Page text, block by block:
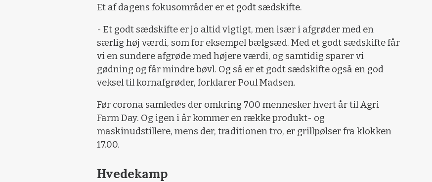
Et af dagens fokusområder er et godt sædskifte.
- Et godt sædskifte er jo altid vigtigt, men især i afgrøder med en
særlig høj værdi, som for eksempel bælgsæd. Med et godt sædskifte får
vi en sundere afgrøde med højere værdi, og samtidig sparer vi
gødning og får mindre bøvl. Og så er et godt sædskifte også en god
veksel til kornafgrøder, forklarer Poul Madsen.
Før corona samledes der omkring 700 mennesker hvert år til Agri
Farm Day. Og igen i år kommer en række produkt- og
maskinudstillere, mens der, traditionen tro, er grillpølser fra klokken
17.00.
Hvedekamp